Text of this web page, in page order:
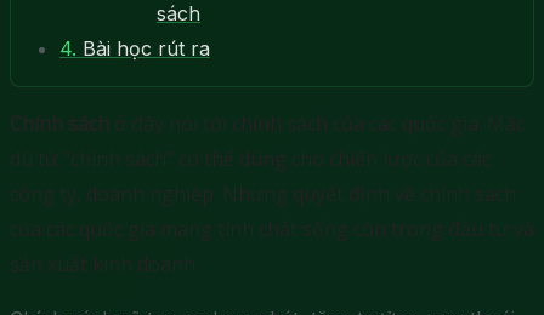
sách
4. Bài học rút ra
Chính sách ở đây nói tới chính sách của các quốc gia. Mặc
dù từ “chính sách” có thể dùng cho chiến lược của các
công ty, doanh nghiệp. Nhưng quyết định về chính sách
của các quốc gia mang tính chất sống còn trong đầu tư và
sản xuất kinh doanh.